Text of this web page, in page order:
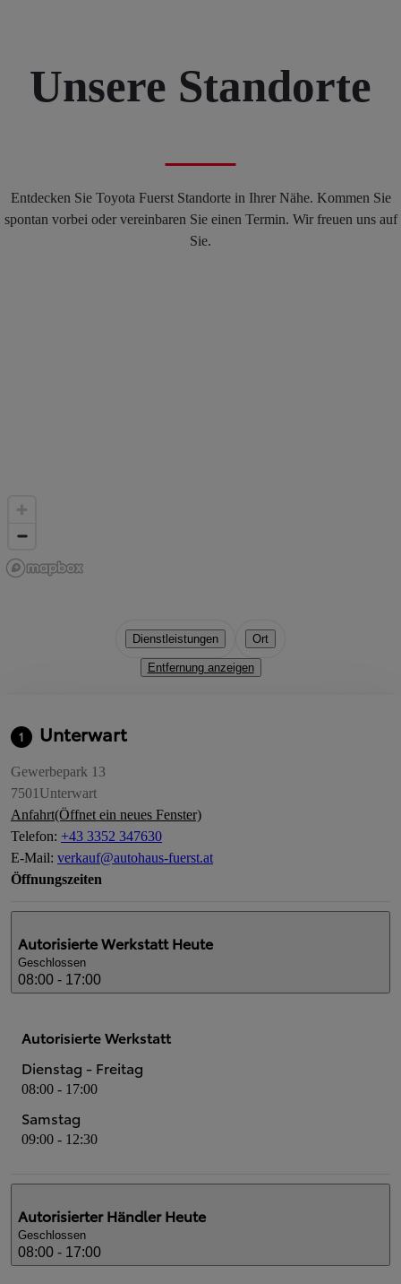
Unsere Standorte
Entdecken Sie Toyota Fuerst Standorte in Ihrer Nähe. Kommen Sie
spontan vorbei oder vereinbaren Sie einen Termin. Wir freuen uns auf
Sie.
Dienstleistungen Ort
Entfernung anzeigen
1 Unterwart
Gewerbepark 13
7501 Unterwart
Anfahrt(Öffnet ein neues Fenster)
Telefon: +43 3352 347630
E-Mail: verkauf@autohaus-fuerst.at
Öffnungszeiten
Autorisierte Werkstatt Heute
Geschlossen
08:00 - 17:00
Autorisierte Werkstatt
Dienstag - Freitag
08:00 - 17:00
Samstag
09:00 - 12:30
Autorisierter Händler Heute
Geschlossen
08:00 - 17:00